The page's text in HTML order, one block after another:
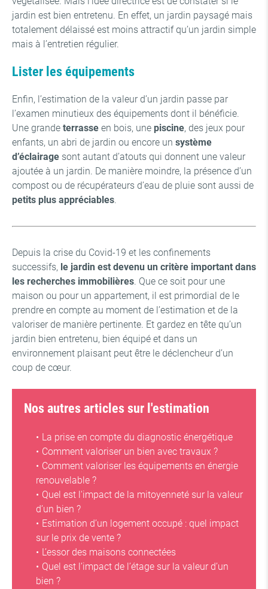
jardin est bien entretenu. En effet, un jardin paysagé mais
totalement délaissé est moins attractif qu’un jardin simple
mais à l’entretien régulier.
Lister les équipements
Enfin, l’estimation de la valeur d’un jardin passe par
l’examen minutieux des équipements dont il bénéficie.
Une grande terrasse en bois, une piscine, des jeux pour
enfants, un abri de jardin ou encore un système
d’éclairage sont autant d’atouts qui donnent une valeur
ajoutée à un jardin. De manière moindre, la présence d’un
compost ou de récupérateurs d’eau de pluie sont aussi de
petits plus appréciables.
Depuis la crise du Covid-19 et les confinements
successifs, le jardin est devenu un critère important dans
les recherches immobilières. Que ce soit pour une
maison ou pour un appartement, il est primordial de le
prendre en compte au moment de l’estimation et de la
valoriser de manière pertinente. Et gardez en tête qu’un
jardin bien entretenu, bien équipé et dans un
environnement plaisant peut être le déclencheur d’un
coup de cœur.
Nos autres articles sur l'estimation
La prise en compte du diagnostic énergétique
Comment valoriser un bien avec travaux ?
Comment valoriser les équipements en énergie
renouvelable ?
Quel est l'impact de la mitoyenneté sur la valeur
d’un bien ?
Estimation d’un logement occupé : quel impact
sur le prix de vente ?
L’essor des maisons connectées
Quel est l’impact de l’étage sur la valeur d’un
bien ?